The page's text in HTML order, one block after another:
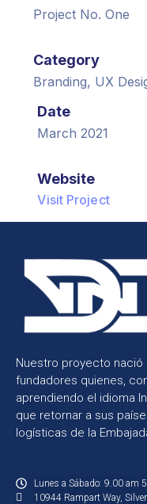
Project No. One
Category
Branding, UX
Date
March 2021
Website
Visit Project
Nuestro proyecto
fundadores quienes,
aprendiendo el idioma
que retornar a sus
logísticas de la
Lunes a Sábado: 9.00 am
10944 Rampart Way,